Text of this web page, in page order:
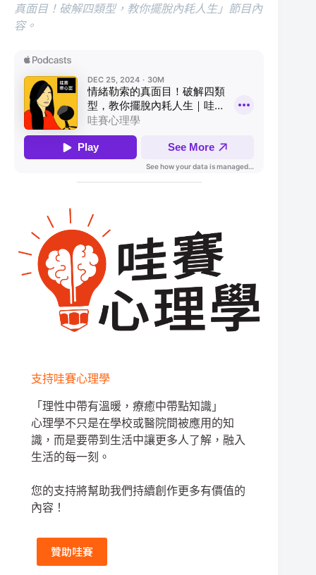
真面目！破解四類型，教你擺脫內耗人生」節目內
容。
支持哇賽心理學
「理性中帶有溫暖，療癒中帶點知識」
心理學不只是在學校或醫院間被應用的知
識，而是要帶到生活中讓更多人了解，融入
生活的每一刻。
您的支持將幫助我們持續創作更多有價值的
內容！
贊助哇賽